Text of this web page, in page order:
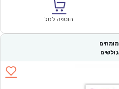
הוספה לסל
מומחים
גולשים